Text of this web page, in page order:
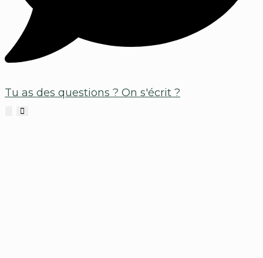
Tu as des questions ? On s'écrit ?